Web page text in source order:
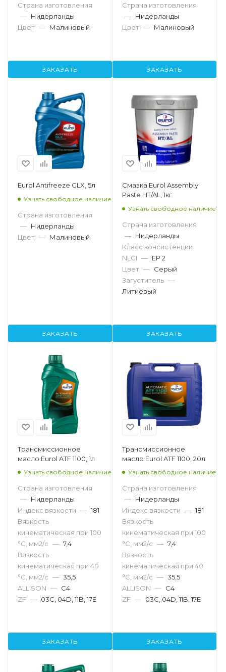
Страна изготовления
— Нидерланды
Цвет — Малиновый
ЗАКАЗАТЬ
Страна изготовления
— Нидерланды
Цвет — Малиновый
ЗАКАЗАТЬ
Eurol Antifreeze GLX, 5л
Узнать свободное наличие
Страна изготовления
— Нидерланды
Цвет — Малиновый
ЗАКАЗАТЬ
Смазка Eurol Assembly
Paste HT/AL, 1кг
Узнать свободное наличие
Страна изготовления
— Нидерланды
Класс консистенции
NLGI — EP 2
Цвет — Серый
Загуститель —
Литиевый
ЗАКАЗАТЬ
Трансмиссионное
масло Eurol ATF 1100, 1л
Узнать свободное наличие
Страна изготовления
— Нидерланды
Индекс вязкости — 181
Вязкость
кинематическая при 100
°С, мм2/с — 7,4
Вязкость
кинематическая при 40
°С, мм2/с — 35,5
ALLISON — C4
ZF — 03C, 04D, 11B, 17E
ЗАКАЗАТЬ
Трансмиссионное
масло Eurol ATF 1100, 20л
Узнать свободное наличие
Страна изготовления
— Нидерланды
Индекс вязкости — 181
Вязкость
кинематическая при 100
°С, мм2/с — 7,4
Вязкость
кинематическая при 40
°С, мм2/с — 35,5
ALLISON — C4
ZF — 03C, 04D, 11B, 17E
ЗАКАЗАТЬ